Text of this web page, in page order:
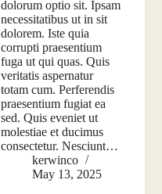
dolorum optio sit. Ipsam
necessitatibus ut in sit
dolorem. Iste quia
corrupti praesentium
fuga ut qui quas. Quis
veritatis aspernatur
totam cum. Perferendis
praesentium fugiat ea
sed. Quis eveniet ut
molestiae et ducimus
consectetur. Nesciunt…
kerwinco
May 13, 2025